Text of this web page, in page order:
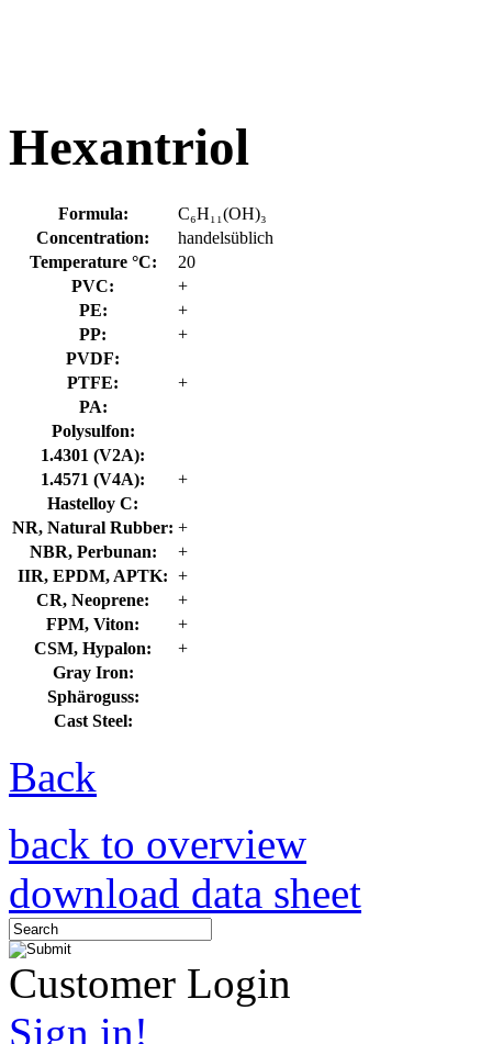
Hexantriol
Formula:
C₆H₁₁(OH)₃
Concentration:
handelsüblich
Temperature °C:
20
PVC:
+
PE:
+
PP:
+
PVDF:
PTFE:
+
PA:
Polysulfon:
1.4301 (V2A):
1.4571 (V4A):
+
Hastelloy C:
NR, Natural Rubber: +
NBR, Perbunan:
+
IIR, EPDM, APTK: +
CR, Neoprene:
+
FPM, Viton:
+
CSM, Hypalon:
+
Gray Iron:
Sphäroguss:
Cast Steel:
Back
back to overview
download data sheet
Customer Login
Sign in!